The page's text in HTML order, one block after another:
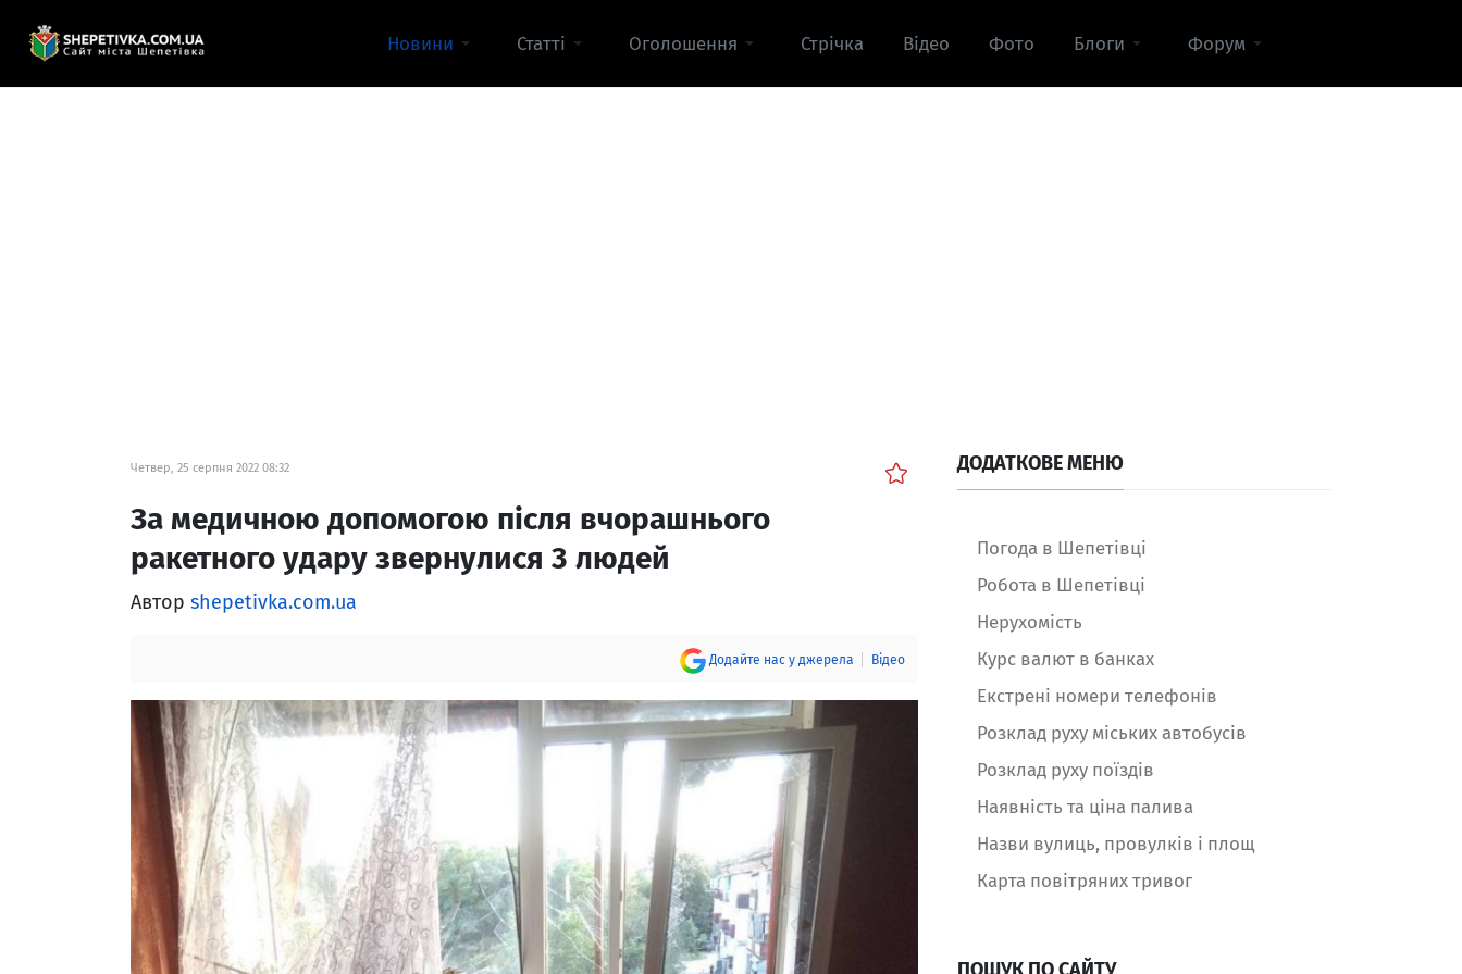
Новини Статті Оголошення Стрічка Відео Фото Блоги Форум
Четвер, 25 серпня 2022 08:32
За медичною допомогою після вчорашнього
ракетного удару звернулися 3 людей
Автор shepetivka.com.ua
Додайте нас у джерела Відео
ДОДАТКОВЕ МЕНЮ
Погода в Шепетівці
Робота в Шепетівці
Нерухомість
Курс валют в банках
Екстрені номери телефонів
Розклад руху міських автобусів
Розклад руху поїздів
Наявність та ціна палива
Назви вулиць, провулків і площ
Карта повітряних тривог